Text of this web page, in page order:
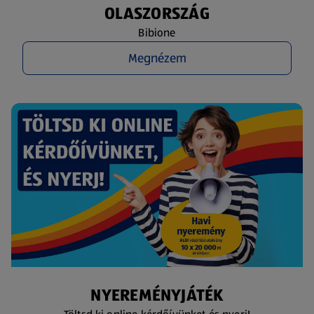
OLASZORSZÁG
Bibione
Megnézem
NYEREMÉNYJÁTÉK